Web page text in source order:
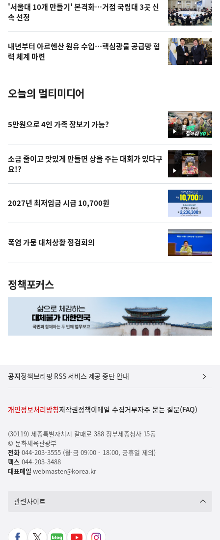
오
늘
의
사
진
'서울대 10개 만들기' 본격화…거점 국립대 3곳 신
속 선정
내년부터 아르헨산 원유 수입…핵심광물 공급망 협
력 체계 마련
오늘의 멀티미디어
영
상
5만원으로 4인 가족 장보기 가능?
영
상
소금 줄이고 맛있게 만들면 상을 주는 대회가 있다구
요!?
2027년 최저임금 시급 10,700원
폭염 가뭄 대처상황 점검회의
정책포커스
공지정책브리핑 RSS 서비스 제공 중단 안내
개인정보처리방침저작권정책이메일 수집거부자주 묻는 질문(FAQ)
(30119) 세종특별자치시 갈매로 388 정부세종청사 15동
© 문화체육관광부
전화044-203-3555 (월-금 09:00 - 18:00, 공휴일 제외)
팩스 044-203-3488
대표메일 webmaster@korea.kr
관련사이트